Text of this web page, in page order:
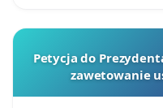
Petycja do
zawetowanie